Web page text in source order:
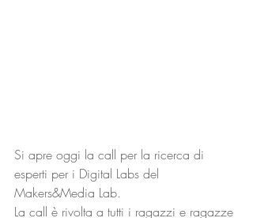
Si apre oggi la call per la ricerca di
esperti per i Digital Labs del
Makers&Media Lab.
La call è rivolta a tutti i ragazzi e ragazze